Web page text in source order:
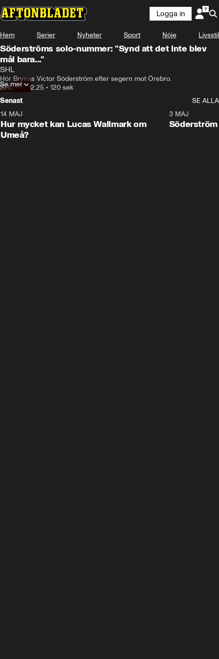
Logga in
Hem Serier Nyheter Sport Nöje Livsstil
Söderströms solo-nummer: "Synd att det inte blev
mål bara..."
SHL
Hör Brynäs Victor Söderström efter segern mot Örebro.
SHL•01.02.25 • 120 sek
Se mer
Senast
SE ALLA
Plus
14 MAJ
Hur mycket kan Lucas Wallmark om
Umeå?
3 MAJ